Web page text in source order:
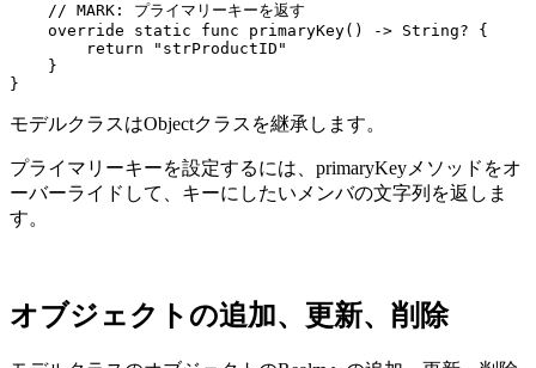
    // MARK: プライマリーキーを返す
    override static func primaryKey() -> String? {
        return "strProductID"
    }
}
モデルクラスはObjectクラスを継承します。
プライマリーキーを設定するには、primaryKeyメソッドをオ
ーバーライドして、キーにしたいメンバの文字列を返しま
す。
オブジェクトの追加、更新、削除